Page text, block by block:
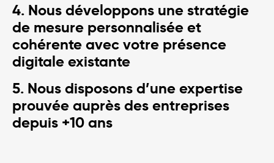
4. Nous développons une stratégie
de mesure personnalisée et
cohérente avec votre présence
digitale existante
5. Nous disposons d’une expertise
prouvée auprès des entreprises
depuis +10 ans